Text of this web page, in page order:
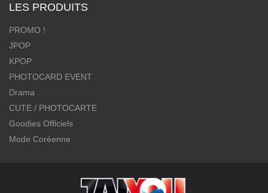
LES PRODUITS
PROMO !
JPOP
KPOP
PHOTOCARD EVENT
Drama
CUTE / PHOTOCARTE
Goodies Officiels
Mode Coréenne